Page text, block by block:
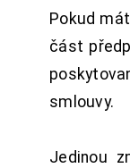
Pokud
část
smlouvy.
Jedinou